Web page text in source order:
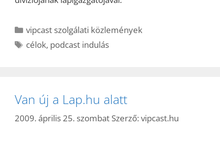
Kategória
vipcast szolgálati közlemények
Címkék
célok, podcast indulás
Van új a Lap.hu alatt
2009. április 25. szombat Szerző: vipcast.hu